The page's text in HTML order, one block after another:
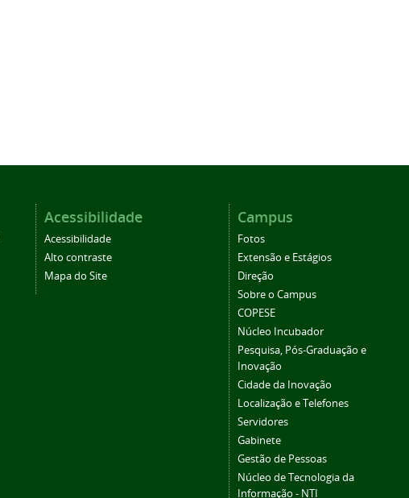
Acessibilidade
Acessibilidade
Alto contraste
Mapa do Site
Campus
Fotos
Extensão e Estágios
Direção
Sobre o Campus
COPESE
Núcleo Incubador
Pesquisa, Pós-Graduação e
Inovação
Cidade da Inovação
Localização e Telefones
Servidores
Gabinete
Gestão de Pessoas
Núcleo de Tecnologia da
Informação - NTI